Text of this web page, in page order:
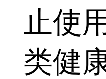
止使
类健